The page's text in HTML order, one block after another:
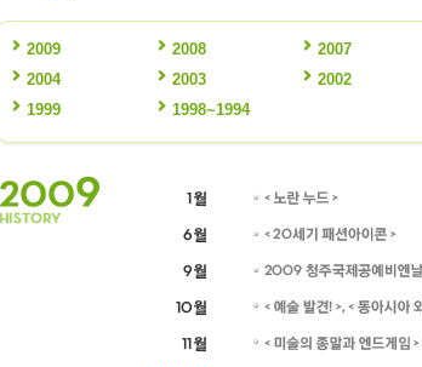
2009 2008 2007
2004
2003 2002
1999
1998~1994